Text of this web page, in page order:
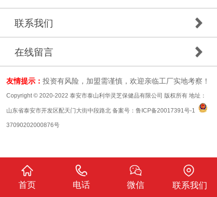
联系我们
在线留言
友情提示：投资有风险，加盟需谨慎，欢迎亲临工厂实地考察！
Copyright © 2020-2022 泰安市泰山利华灵芝保健品有限公司 版权所有 地址：
山东省泰安市开发区配天门大街中段路北 备案号：鲁ICP备20017391号-1
37090202000876号
首页 电话 微信 联系我们